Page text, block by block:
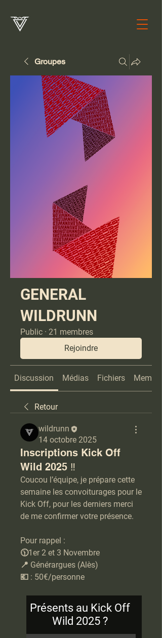
Groupes
GENERAL
WILDRUNN
Public · 21 membres
Rejoindre
Discussion Médias Fichiers Membres
Retour
wildrunn
14 octobre 2025
Inscriptions Kick Off
Wild 2025 ‼️
Coucou l’équipe, je prépare cette
semaine les convoiturages pour le
Kick Off, pour les derniers merci
de me confirmer votre présence.
Pour rappel :
🕦1er 2 et 3 Novembre
📍 Générargues (Alès)
💶 : 50€/personne
Présents au Kick Off
Wild 2025 ?